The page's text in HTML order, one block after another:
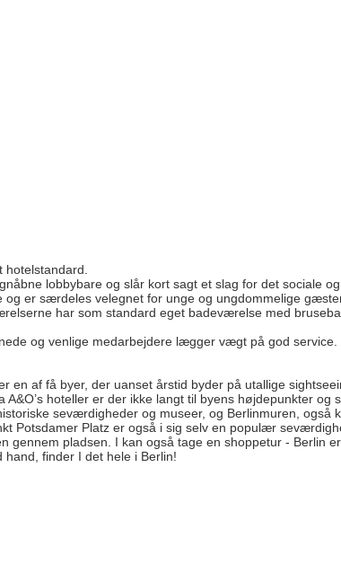
lobbybare og slår kort sagt et slag for det sociale og
er særdeles velegnet for unge og ungdommelige
har som standard eget badeværelse med
og venlige medarbejdere lægger vægt på god service.
en af få byer, der uanset årstid byder på utallige
hoteller er der ikke langt til byens højdepunkter og
seværdigheder og museer, og Berlinmuren, også
Potsdamer Platz er også i sig selv en populær
gennem pladsen. I kan også tage en shoppetur - Berlin
finder I det hele i Berlin!